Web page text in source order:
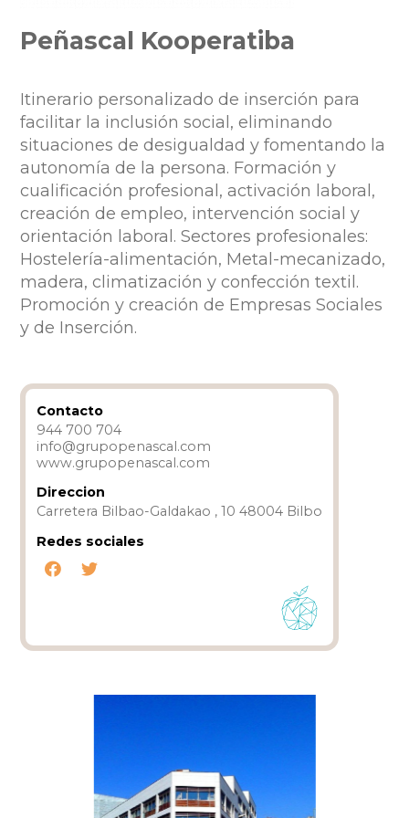
Peñascal Kooperatiba
Itinerario personalizado de inserción para
facilitar la inclusión social, eliminando
situaciones de desigualdad y fomentando la
autonomía de la persona. Formación y
cualificación profesional, activación laboral,
creación de empleo, intervención social y
orientación laboral. Sectores profesionales:
Hostelería-alimentación, Metal-mecanizado,
madera, climatización y confección textil.
Promoción y creación de Empresas Sociales
y de Inserción.
Contacto
944 700 704
info@grupopenascal.com
www.grupopenascal.com
Direccion
Carretera Bilbao-Galdakao , 10 48004 Bilbo
Redes sociales